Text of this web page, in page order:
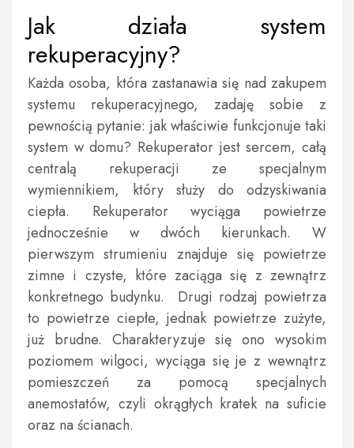
Jak działa system
rekuperacyjny?
Każda osoba, która zastanawia się nad zakupem
systemu rekuperacyjnego, zadaję sobie z
pewnością pytanie: jak właściwie funkcjonuje taki
system w domu? Rekuperator jest sercem, całą
centralą rekuperacji ze specjalnym
wymiennikiem, który służy do odzyskiwania
ciepła. Rekuperator wyciąga powietrze
jednocześnie w dwóch kierunkach. W
pierwszym strumieniu znajduje się powietrze
zimne i czyste, które zaciąga się z zewnątrz
konkretnego budynku. Drugi rodzaj powietrza
to powietrze ciepłe, jednak powietrze zużyte,
już brudne. Charakteryzuje się ono wysokim
poziomem wilgoci, wyciąga się je z wewnątrz
pomieszczeń za pomocą specjalnych
anemostatów, czyli okrągłych kratek na suficie
oraz na ścianach.